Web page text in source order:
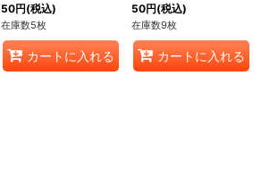
50円(税込)
在庫数5枚
カートに入れる
50円(税込)
在庫数9枚
カートに入れる